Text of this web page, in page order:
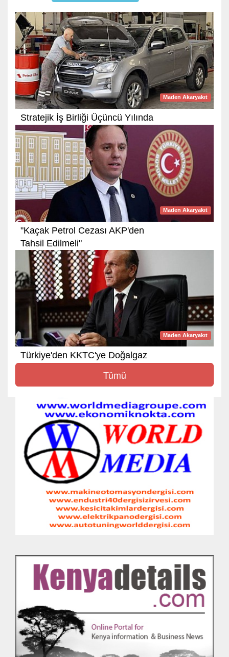
Maden Akaryakıt
Stratejik İş Birliği Üçüncü Yılında
Maden Akaryakıt
"Kaçak Petrol Cezası AKP'den
Tahsil Edilmeli"
Maden Akaryakıt
Türkiye'den KKTC'ye Doğalgaz
Tümü